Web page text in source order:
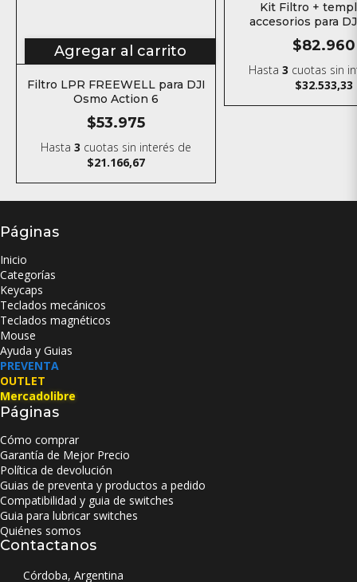
Agregar al carrito
Filtro LPR FREEWELL para DJI
Osmo Action 6
$53.975
Hasta3 cuotas sin interés de
$21.166,67
Kit Filtro +
accesorios para
$82.960
Hasta3 cuotas sin
$32.533,33
Páginas
Inicio
Categorías
Keycaps
Teclados mecánicos
Teclados magnéticos
Mouse
Ayuda y Guias
PREVENTA
OUTLET
Mercadolibre
Páginas
Cómo comprar
Garantía de Mejor Precio
Política de devolución
Guias de preventa y productos a pedido
Compatibilidad y guia de switches
Guia para lubricar switches
Quiénes somos
Contactanos
Córdoba, Argentina